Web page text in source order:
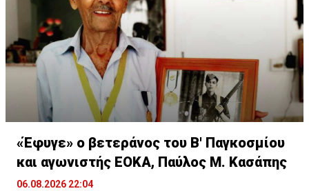
Οι τυχεροί αριθμοί της αποψινής κλήρωσης είναι: 16,
13, 1, 30, 7 και Τζόκερ: 15
«Έφυγε» ο βετεράνος του Β' Παγκοσμίου
και αγωνιστής ΕΟΚΑ, Παύλος Μ. Κασάπης
06.08.2026 22:04